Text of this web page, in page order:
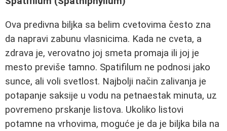
Ova predivna biljka sa belim cvetovima često zna
da napravi zabunu vlasnicima. Kada ne cveta, a
zdrava je, verovatno joj smeta promaja ili joj je
mesto previše tamno. Spatifilum ne podnosi jako
sunce, ali voli svetlost. Najbolji način zalivanja je
potapanje saksije u vodu na petnaestak minuta, uz
povremeno prskanje listova. Ukoliko listovi
potamne na vrhovima, moguće je da je biljka bila na